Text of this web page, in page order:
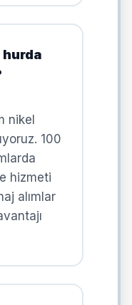
nikel
100
hizmeti
alımlar